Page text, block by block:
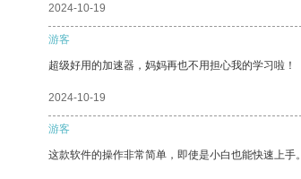
2024-10-19
游客
超级好用的加速器，妈妈再也不用担心我的学习啦！
2024-10-19
游客
这款软件的操作非常简单，即使是小白也能快速上手。